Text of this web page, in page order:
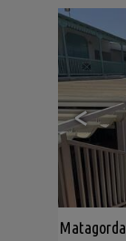
<
Matagorda